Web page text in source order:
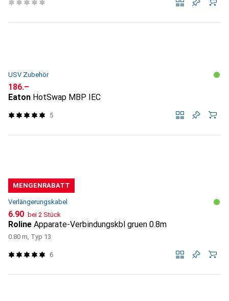
USV Zubehör
CHF
186.–
Eaton HotSwap MBP IEC
5
MENGENRABATT
Verlängerungskabel
CHF
6.90 bei 2 Stück
Roline Apparate-Verbindungskbl gruen 0.8m
0.80 m, Typ 13
6